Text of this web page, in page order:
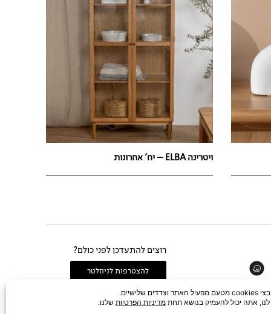
ויטרינה ELBA – יח' אחרונות
רוצים להתעדכן לפני כולם?
להצטרפות לניוזלטר